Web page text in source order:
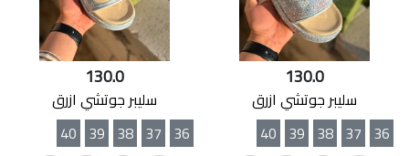
130.0
سليبر جوتشي ازرق
36
37
38
39
40
130.0
سليبر جوتشي ازرق
36
37
38
39
40